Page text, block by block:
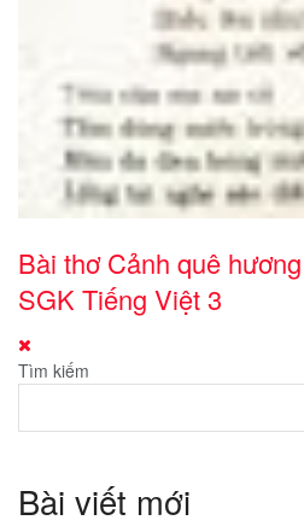
Bài thơ Cảnh quê
SGK Tiếng Việt 3
Tìm kiếm
Bài viết mới